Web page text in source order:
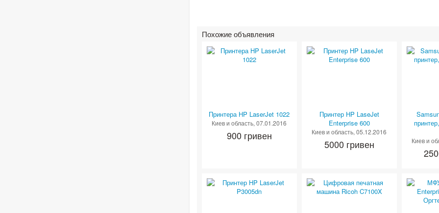
Похожие объявления
Принтера HP LaserJet 1022
Киев и область, 07.01.2016
900 гривен
Принтер HP LaseJet
Enterprise 600
Киев и область, 05.12.2016
5000 гривен Киев и